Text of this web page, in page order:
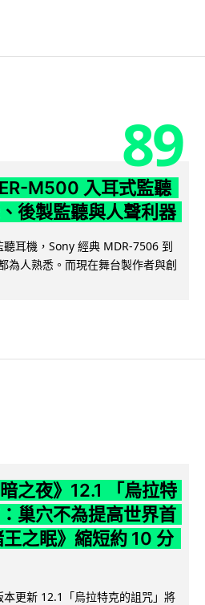
89
M500 入耳式監聽
後製監聽與人聲利器
耳機，Sony 經典 MDR-7506 到
為人熟悉。而現在舞台製作者與創
之夜》12.1 「烏拉特
巢穴不為提高世界首
之眠》縮短約 10 分
本更新 12.1「烏拉特克的詛咒」將